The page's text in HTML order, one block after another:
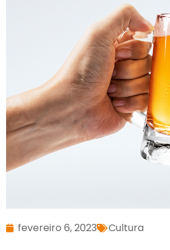
fevereiro 6, 2023 Cultura